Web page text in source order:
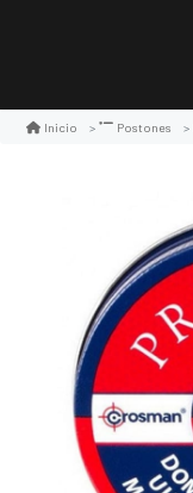
Inicio Postones